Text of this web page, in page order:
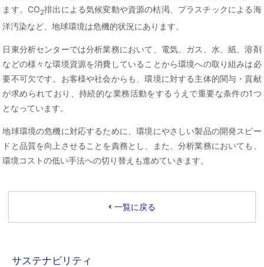
ます。CO2排出による気候変動や資源の枯渇、プラスチックによる海
洋汚染など、地球環境は危機的状況にあります。
日東分析センターでは分析業務において、電気、ガス、水、紙、溶剤
などの様々な環境資源を消費していることから環境への取り組みは必
要不可欠です。お客様や社会からも、環境に対する主体的関与・貢献
が求められており、持続的な業務活動をするうえで重要な条件の1つ
となっています。
地球環境の危機に対応するために、環境にやさしい製品の開発スピー
ドと品質を向上させることを責務とし、また、分析業務においても、
環境コストの低い手法への切り替えも進めていきます。
一覧に戻る
サステナビリティ